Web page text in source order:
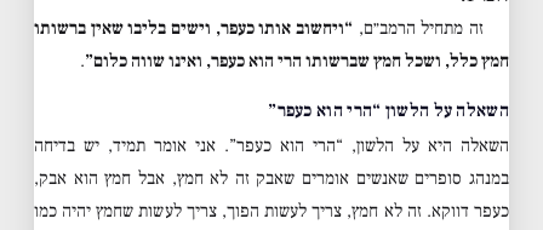
זה מתחיל הרמב״ם, “ויחשוב אותו כעפר, וישים בליבו שאין ברשותו
חמץ כלל, ושכל חמץ שברשותו הרי הוא כעפר, ואינו שווה כלום”.
השאלה על הלשון “הרי הוא כעפר”
השאלה היא על הלשון, “הרי הוא כעפר”. אני אומר תמיד, יש בדיחה
במנהג סופרים שאנשים אומרים שאבק זה לא חמץ, אבל חמץ הוא אבק,
כעפר דווקא. זה לא חמץ, צריך לעשות הפוך, צריך לעשות שחמץ יהיה כמו